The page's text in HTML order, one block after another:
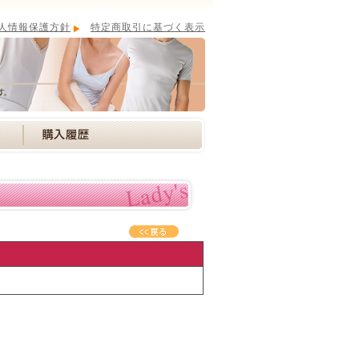
特定商取引に基づく表示
情報保護方針